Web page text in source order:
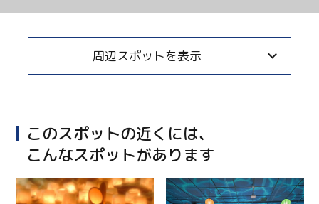
周辺スポットを表示
このスポットの近くには、
こんなスポットがあります